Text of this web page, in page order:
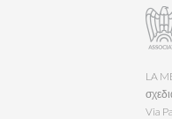
LA
Via